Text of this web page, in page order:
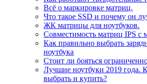
Всё о маркировке матриц.
Что такое SSD и почему он
ЖК матрицы для ноутбуков.
Совместимость матриц IPS с
Как правильно выбрать
ноутбука
Стоит ли бояться
Лучшие ноутбуки 2019 года.
выбрать и купить?